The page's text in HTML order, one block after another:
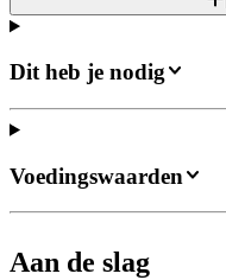
Dit heb je nodig
Aan de slag
Voedingswaarden